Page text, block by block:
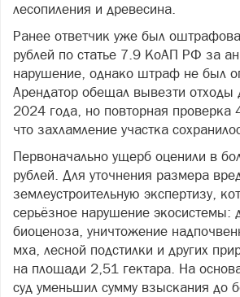
лесопиления и древесина.
Ранее ответчик уже был
рублей по статье 7.9 КоАП РФ за
нарушение, однако штраф не был
Арендатор обещал вывезти отходы
2024 года, но повторная проверка
что захламление участка
Первоначально ущерб оценили в
рублей. Для уточнения размера
землеустроительную экспертизу,
серьёзное нарушение экосистемы:
биоценоза, уничтожение
мха, лесной подстилки и других
на площади 2,51 гектара. На
суд уменьшил сумму взыскания до